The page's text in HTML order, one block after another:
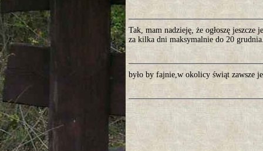
Tak, mam nadzieję, że ogłoszę
za kilka dni maksymalnie do 20
było by fajnie,w okolicy świąt zawsze